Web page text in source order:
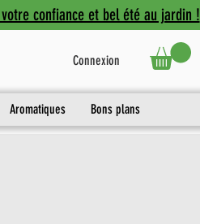
confiance et bel été au jardin !
Connexion
Aromatiques Bons plans